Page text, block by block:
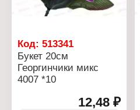
Код: 513341
Букет 20см
Георгинчики микс
4007 *10
12,48 ₽